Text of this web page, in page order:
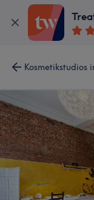
Kosmetikstudios